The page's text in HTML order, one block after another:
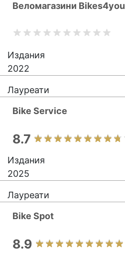
Веломагазини Bikes4you
Издания
2022
Лауреати
Bike Service
8.7
Издания
2025
Лауреати
Bike Spot
8.9